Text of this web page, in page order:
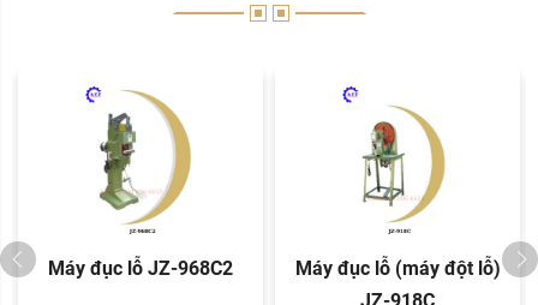
Máy đục lỗ JZ-968C2
Máy đục lỗ (máy đột lỗ)
JZ-918C